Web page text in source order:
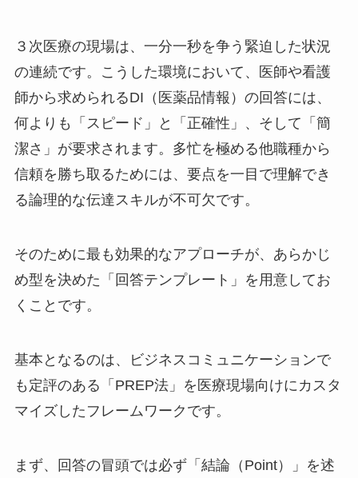
３次医療の現場は、一分一秒を争う緊迫した状況
の連続です。こうした環境において、医師や看護
師から求められるDI（医薬品情報）の回答には、
何よりも「スピード」と「正確性」、そして「簡
潔さ」が要求されます。多忙を極める他職種から
信頼を勝ち取るためには、要点を一目で理解でき
る論理的な伝達スキルが不可欠です。
そのために最も効果的なアプローチが、あらかじ
め型を決めた「回答テンプレート」を用意してお
くことです。
基本となるのは、ビジネスコミュニケーションで
も定評のある「PREP法」を医療現場向けにカスタ
マイズしたフレームワークです。
まず、回答の冒頭では必ず「結論（Point）」を述